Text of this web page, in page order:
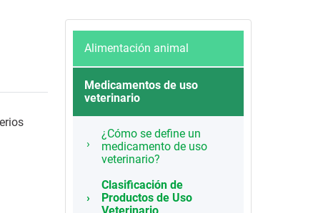
Alimentación animal
Medicamentos de uso
veterinario
¿Cómo se define un
medicamento de uso
veterinario?
Clasificación de
Productos de Uso